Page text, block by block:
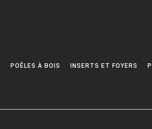
POÊLES À BOIS INSERTS ET FOYERS